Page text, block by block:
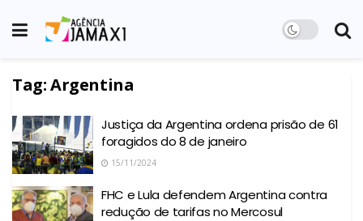
Tag:Argentina
Justiça da Argentina ordena prisão de 61
foragidos do 8 de janeiro
15/11/2024
FHC e Lula defendem Argentina contra
redução de tarifas no Mercosul